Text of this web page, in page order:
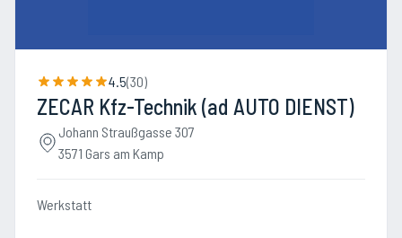
4.5(30)
ZECAR Kfz-Technik (ad AUTO DIENST)
Johann Straußgasse 307
3571 Gars am Kamp
Werkstatt